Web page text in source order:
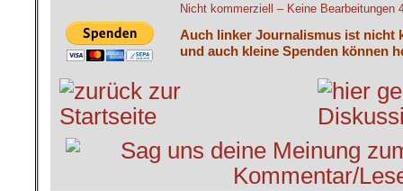
Nicht kommerziell – Keine Bearbeitungen
Auch linker Journalismus ist nicht
und auch kleine Spenden können